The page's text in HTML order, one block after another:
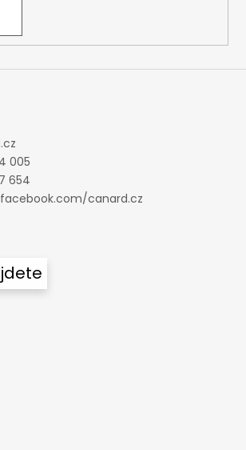
005
654
canard.cz